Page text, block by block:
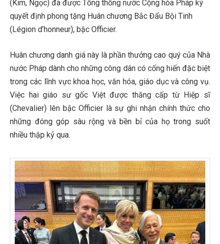
(Kim, Ngọc) đã được Tổng thống nước Cộng hòa Pháp ký
quyết định phong tặng Huân chương Bắc Đẩu Bội Tinh
(Légion d’honneur), bậc Officier.
Huân chương danh giá này là phần thưởng cao quý của Nhà
nước Pháp dành cho những công dân có cống hiến đặc biệt
trong các lĩnh vực khoa học, văn hóa, giáo dục và công vụ.
Việc hai giáo sư gốc Việt được thăng cấp từ Hiệp sĩ
(Chevalier) lên bậc Officier là sự ghi nhận chính thức cho
những đóng góp sâu rộng và bền bỉ của họ trong suốt
nhiều thập kỷ qua.